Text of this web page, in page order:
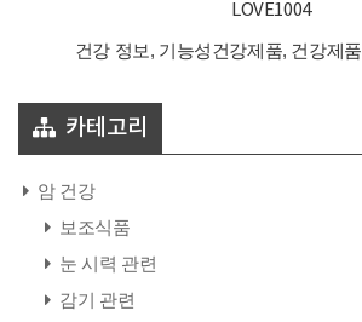
LOVE1004
건강 정보, 기능성건강제품, 건강제
카테고리
암 건강
보조식품
눈 시력 관련
감기 관련